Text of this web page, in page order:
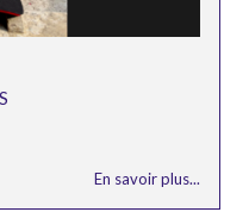
En savoir plus...